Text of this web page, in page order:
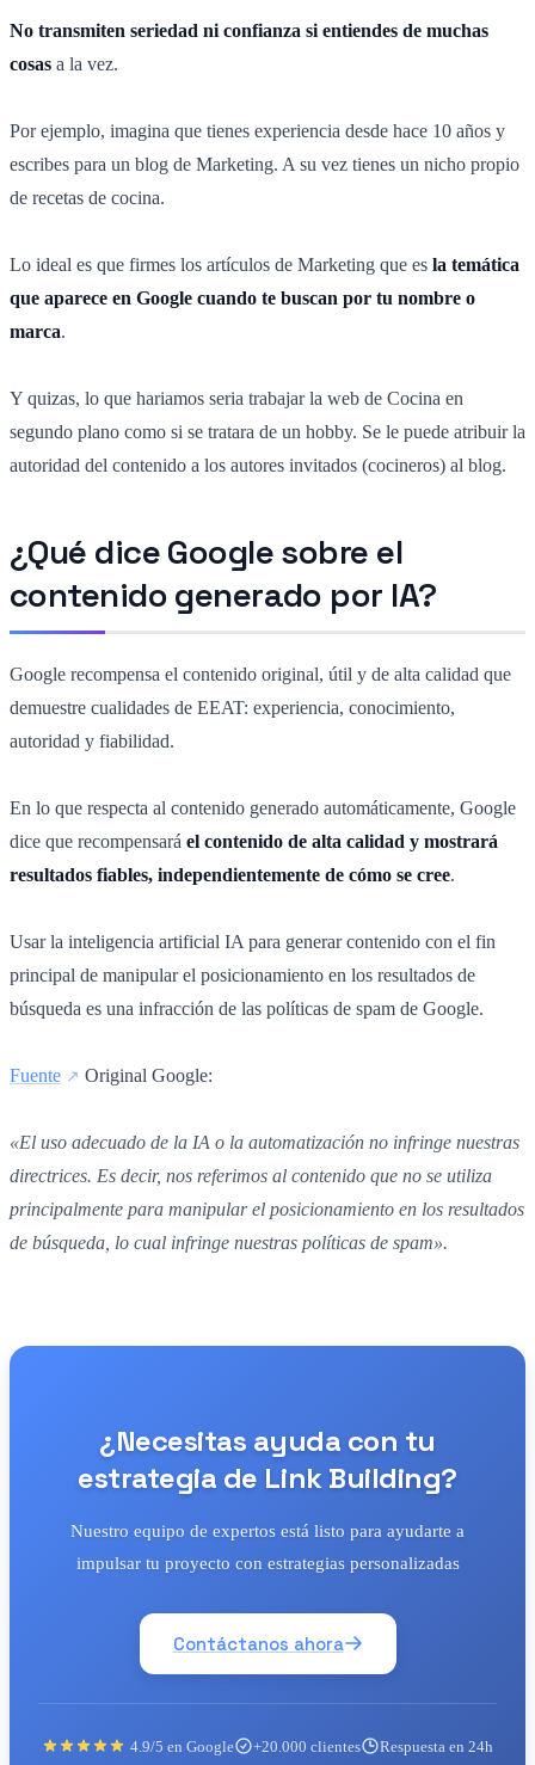
No transmiten seriedad ni confianza si entiendes de muchas
cosas a la vez.
Por ejemplo, imagina que tienes experiencia desde hace 10 años y
escribes para un blog de Marketing. A su vez tienes un nicho propio
de recetas de cocina.
Lo ideal es que firmes los artículos de Marketing que es la temática
que aparece en Google cuando te buscan por tu nombre o
marca.
Y quizas, lo que hariamos seria trabajar la web de Cocina en
segundo plano como si se tratara de un hobby. Se le puede atribuir la
autoridad del contenido a los autores invitados (cocineros) al blog.
¿Qué dice Google sobre el
contenido generado por IA?
Google recompensa el contenido original, útil y de alta calidad que
demuestre cualidades de EEAT: experiencia, conocimiento,
autoridad y fiabilidad.
En lo que respecta al contenido generado automáticamente, Google
dice que recompensará el contenido de alta calidad y mostrará
resultados fiables, independientemente de cómo se cree.
Usar la inteligencia artificial IA para generar contenido con el fin
principal de manipular el posicionamiento en los resultados de
búsqueda es una infracción de las políticas de spam de Google.
Fuente Original Google:
«El uso adecuado de la IA o la automatización no infringe nuestras
directrices. Es decir, nos referimos al contenido que no se utiliza
principalmente para manipular el posicionamiento en los resultados
de búsqueda, lo cual infringe nuestras políticas de spam».
¿Necesitas ayuda con tu
estrategia de Link Building?
Nuestro equipo de expertos está listo para ayudarte a
impulsar tu proyecto con estrategias personalizadas
Contáctanos ahora
4.9/5 en Google +20.000 clientes Respuesta en 24h